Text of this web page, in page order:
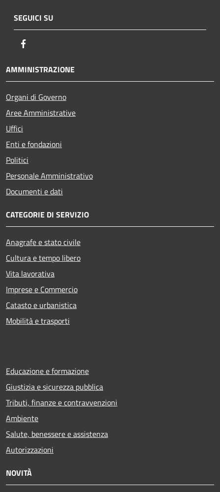
SEGUICI SU
AMMINISTRAZIONE
Organi di Governo
Aree Amministrative
Uffici
Enti e fondazioni
Politici
Personale Amministrativo
Documenti e dati
CATEGORIE DI SERVIZIO
Anagrafe e stato civile
Cultura e tempo libero
Vita lavorativa
Imprese e Commercio
Catasto e urbanistica
Mobilità e trasporti
Educazione e formazione
Giustizia e sicurezza pubblica
Tributi, finanze e contravvenzioni
Ambiente
Salute, benessere e assistenza
Autorizzazioni
NOVITÀ